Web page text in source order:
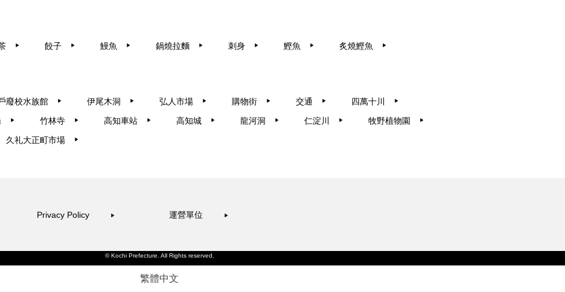
▶︎ 餃子 ▶︎ 鰻魚 ▶︎ 鍋燒拉麵 ▶︎ 刺身 ▶︎ 鰹魚 ▶︎ 炙燒鰹魚 ▶︎
廢校水族館 ▶︎ 伊尾木洞 ▶︎ 弘人市場 ▶︎ 購物街 ▶︎ 交通 ▶︎ 四萬十川 ▶︎
▶︎ 竹林寺 ▶︎ 高知車站 ▶︎ 高知城 ▶︎ 龍河洞 ▶︎ 仁淀川 ▶︎ 牧野植物園 ▶︎
久礼大正町市場 ▶︎
Privacy Policy ▶︎ 運營單位 ▶︎
© Kochi Prefecture. All Rights reserved.
繁體中文